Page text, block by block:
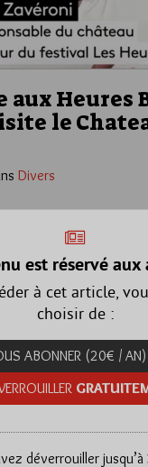
aux Heures
le
Divers
est réservé aux
à cet article,
choisir de :
ABONNER (20€ / AN)
déverrouiller jusqu’à